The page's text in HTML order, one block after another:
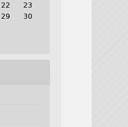
22
23
29
30